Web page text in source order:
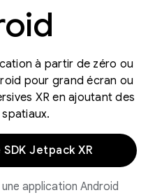
à partir de zéro ou
pour grand écran ou
XR en ajoutant des
Jetpack XR
application Android